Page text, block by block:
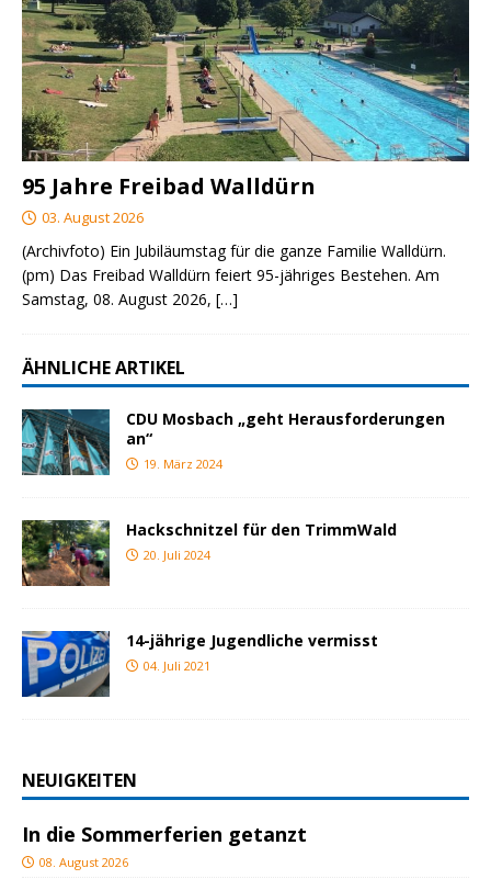
95 Jahre Freibad Walldürn
03. August 2026
(Archivfoto) Ein Jubiläumstag für die ganze Familie Walldürn.
(pm) Das Freibad Walldürn feiert 95-jähriges Bestehen. Am
Samstag, 08. August 2026, […]
ÄHNLICHE ARTIKEL
CDU Mosbach „geht Herausforderungen
an“
19. März 2024
Hackschnitzel für den TrimmWald
20. Juli 2024
14-jährige Jugendliche vermisst
04. Juli 2021
NEUIGKEITEN
In die Sommerferien getanzt
08. August 2026